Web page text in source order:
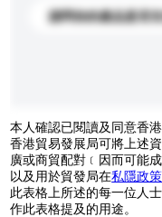
請問你的產品是否支
本人確認已閱讀及同意香
香港貿易發展局可將上述
廣或商貿配對﹝因而可能
以及用於貿發局在私隱政
此表格上所述的每一位人
作此表格提及的用途。